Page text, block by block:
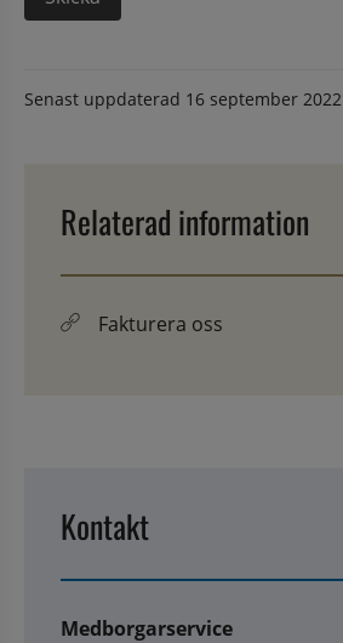
Senast uppdaterad 16 september 2022
Relaterad information
Fakturera oss
Kontakt
Medborgarservice